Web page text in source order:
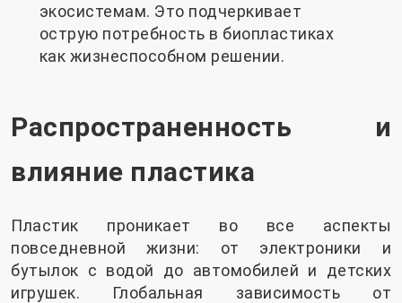
экосистемам. Это подчеркивает
острую потребность в биопластиках
как жизнеспособном решении.
Распространенность и
влияние пластика
Пластик проникает во все аспекты
повседневной жизни: от электроники и
бутылок с водой до автомобилей и детских
игрушек. Глобальная зависимость от